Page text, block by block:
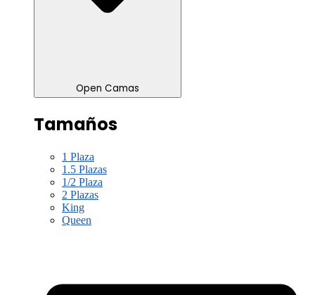
Open Camas
Tamaños
1 Plaza
1.5 Plazas
1/2 Plaza
2 Plazas
King
Queen